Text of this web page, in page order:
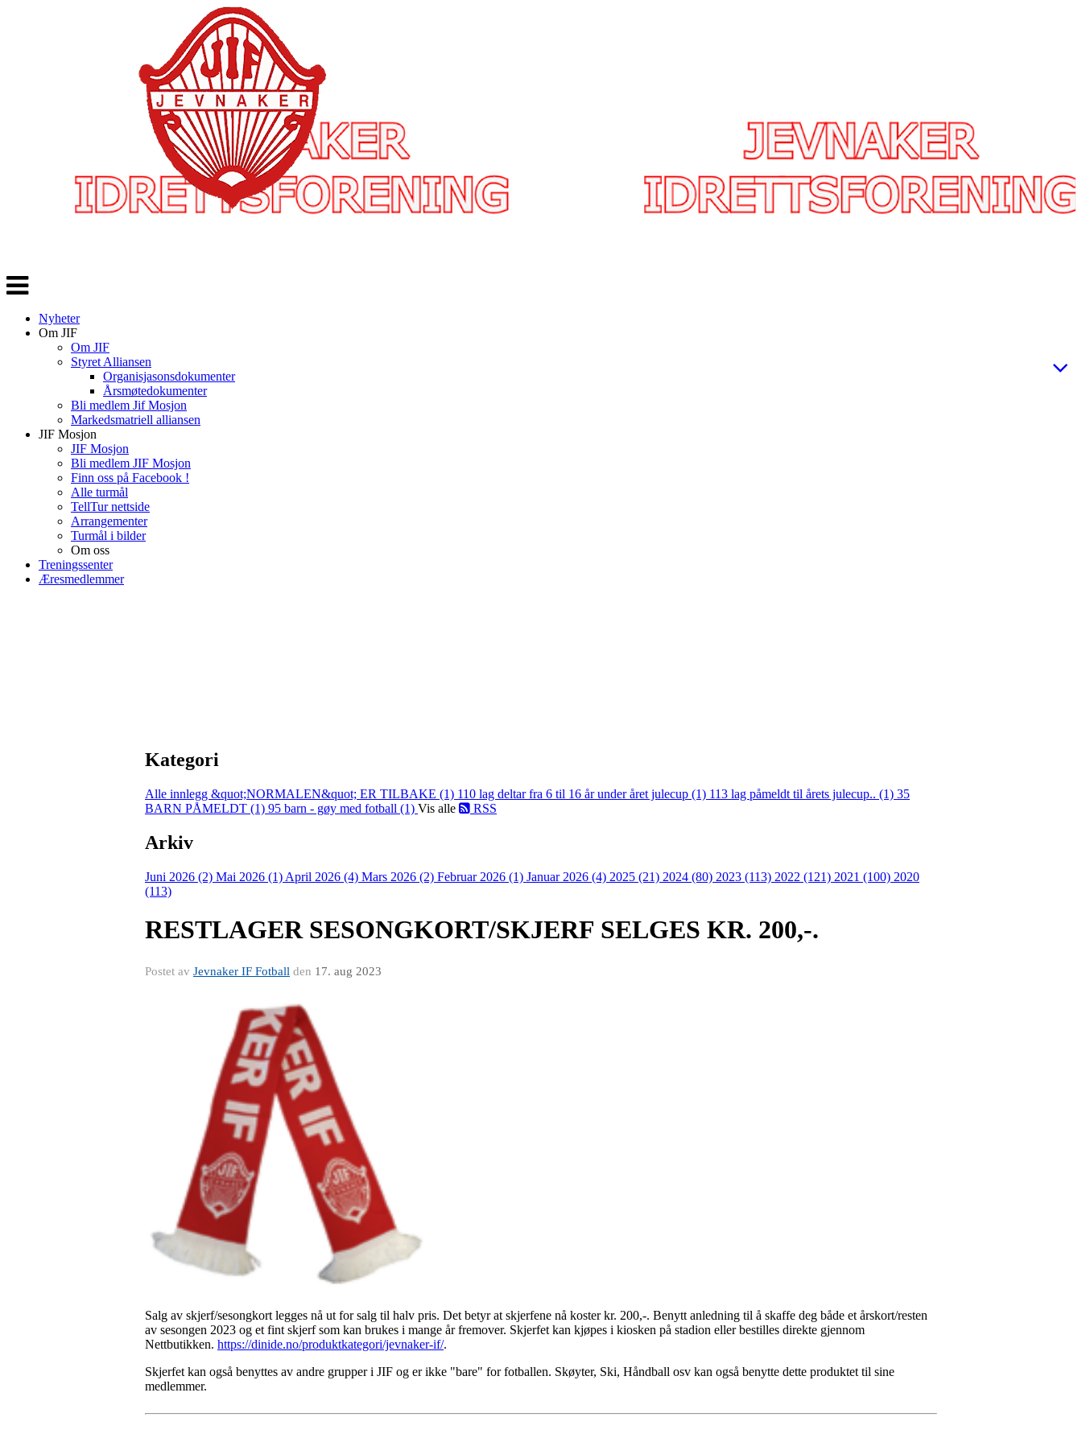
Veksle
navigasjon
Nyheter
Om JIF
Om JIF
Styret Alliansen
Organisjasonsdokumenter
Årsmøtedokumenter
Bli medlem Jif Mosjon
Markedsmatriell alliansen
JIF Mosjon
JIF Mosjon
Bli medlem JIF Mosjon
Finn oss på Facebook !
Alle turmål
TellTur nettside
Arrangementer
Turmål i bilder
Om oss
Treningssenter
Æresmedlemmer
Kategori
Alle innlegg &quot;NORMALEN&quot; ER TILBAKE (1) 110 lag deltar fra 6 til 16 år under året julecup (1) 113 lag påmeldt til årets julecup.. (1) 35
BARN PÅMELDT (1) 95 barn - gøy med fotball (1) Vis alle RSS
Arkiv
Juni 2026 (2) Mai 2026 (1) April 2026 (4) Mars 2026 (2) Februar 2026 (1) Januar 2026 (4) 2025 (21) 2024 (80) 2023 (113) 2022 (121) 2021 (100) 2020
(113)
RESTLAGER SESONGKORT/SKJERF SELGES KR. 200,-.
Postet av Jevnaker IF Fotball den 17. aug 2023
Salg av skjerf/sesongkort legges nå ut for salg til halv pris. Det betyr at skjerfene nå koster kr. 200,-. Benytt anledning til å skaffe deg både et årskort/resten
av sesongen 2023 og et fint skjerf som kan brukes i mange år fremover. Skjerfet kan kjøpes i kiosken på stadion eller bestilles direkte gjennom
Nettbutikken. https://dinide.no/produktkategori/jevnaker-if/.
Skjerfet kan også benyttes av andre grupper i JIF og er ikke "bare" for fotballen. Skøyter, Ski, Håndball osv kan også benytte dette produktet til sine
medlemmer.